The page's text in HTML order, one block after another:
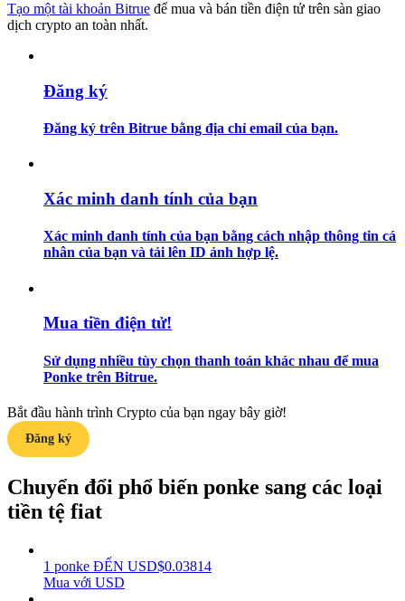
Chiến lược giao dịch
Earn
Tạo một tài khoản Bitrue để mua và bán tiền điện tử trên sàn giao
dịch crypto an toàn nhất.
Đăng ký
Đăng ký trên Bitrue bằng địa chỉ email của bạn.
Xác minh danh tính của bạn
Xác minh danh tính của bạn bằng cách nhập thông tin cá
nhân của bạn và tải lên ID ảnh hợp lệ.
Mua tiền điện tử!
Sử dụng nhiều tùy chọn thanh toán khác nhau để mua
Ponke trên Bitrue.
Bắt đầu hành trình Crypto của bạn ngay bây giờ!
Đăng ký
Chuyển đổi phổ biến ponke sang các loại
tiền tệ fiat
1 ponke ĐẾN USD$0.03814
Mua với USD